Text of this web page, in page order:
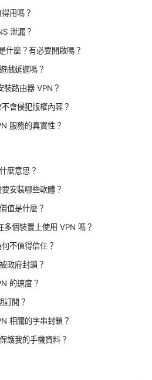
用嗎？
泄漏？
什麼？有必要開啟嗎？
戲延遲嗎？
裝路由器 VPN？
會侵犯版權內容？
服務的真實性？
麼意思？
安裝哪些軟體？
值是什麼？
多個裝置上使用 VPN 嗎？
不值得信任？
政府封鎖？
的速度？
訂閱？
相關的字串封鎖？
護我的手機資料？